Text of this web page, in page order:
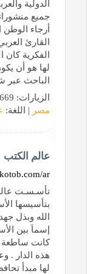
الدولية
جميع
أرجاء الوطن
القارئ
الفكرية كان
لها هو أن
الباحث عبر
الزيارات: 669 | التقييم: 0 | المقيّمين: 0 | الدولة:
مصر | اللغة:
عالم الكتب
ar
بتأسيسها
الله وبذل
إسماَ بين
كانت ساطعة
هذه الدار .
لها مبدأ